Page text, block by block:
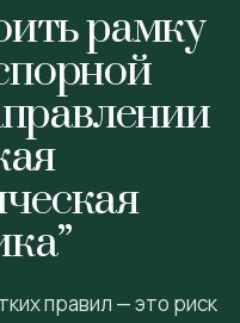
рамку
правил — это риск